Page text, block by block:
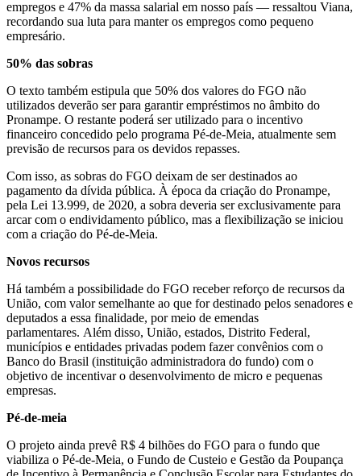
empregos e 47% da massa salarial em nosso país — ressaltou Viana,
recordando sua luta para manter os empregos como pequeno
empresário.
50% das sobras
O texto também estipula que 50% dos valores do FGO não
utilizados deverão ser para garantir empréstimos no âmbito do
Pronampe. O restante poderá ser utilizado para o incentivo
financeiro concedido pelo programa Pé-de-Meia, atualmente sem
previsão de recursos para os devidos repasses.
Com isso, as sobras do FGO deixam de ser destinados ao
pagamento da dívida pública. À época da criação do Pronampe,
pela Lei 13.999, de 2020, a sobra deveria ser exclusivamente para
arcar com o endividamento público, mas a flexibilização se iniciou
com a criação do Pé-de-Meia.
Novos recursos
Há também a possibilidade do FGO receber reforço de recursos da
União, com valor semelhante ao que for destinado pelos senadores e
deputados a essa finalidade, por meio de emendas
parlamentares. Além disso, União, estados, Distrito Federal,
municípios e entidades privadas podem fazer convênios com o
Banco do Brasil (instituição administradora do fundo) com o
objetivo de incentivar o desenvolvimento de micro e pequenas
empresas.
Pé-de-meia
O projeto ainda prevê R$ 4 bilhões do FGO para o fundo que
viabiliza o Pé-de-Meia, o Fundo de Custeio e Gestão da Poupança